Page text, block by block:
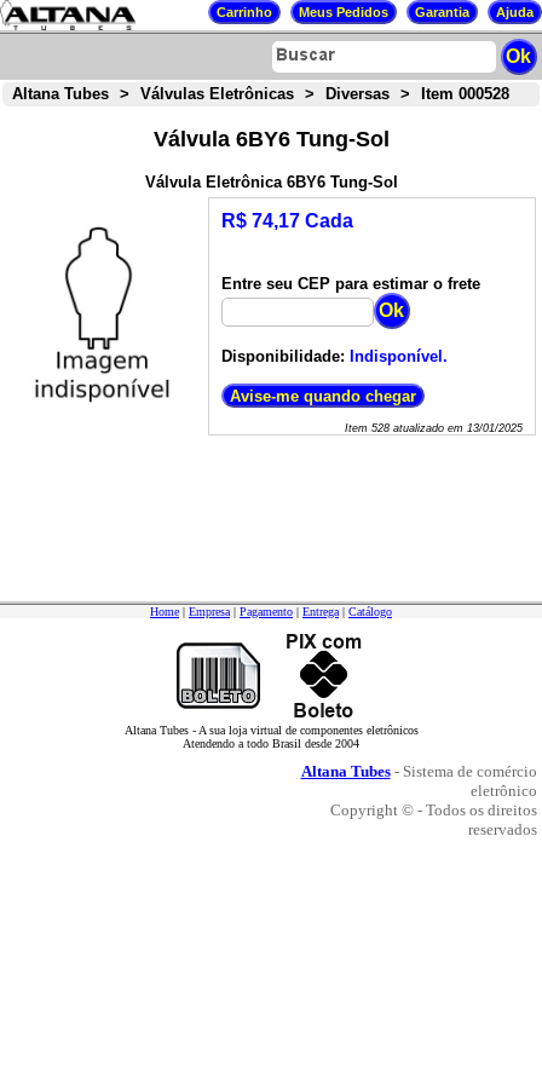
Altana Tubes > Válvulas Eletrônicas > Diversas > Item 000528
Válvula 6BY6 Tung-Sol
Válvula Eletrônica 6BY6 Tung-Sol
R$ 74,17 Cada
Entre seu CEP para estimar o frete
Disponibilidade: Indisponível.
Item 528atualizado em 13/01/2025
Home | Empresa | Pagamento | Entrega | Catálogo
Altana Tubes - A sua loja virtual de componentes eletrônicos
Atendendo a todo Brasil desde 2004
Altana Tubes- Sistema de comércio
eletrônico
Copyright © - Todos os direitos
reservados